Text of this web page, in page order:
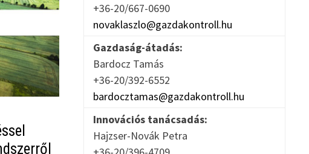
+36-20/667-0690
novaklaszlo@gazdakontroll.hu
Gazdaság-átadás:
Bardocz Tamás
+36-20/392-6552
bardocztamas@gazdakontroll.hu
Innovációs tanácsadás:
Hajzser-Novák Petra